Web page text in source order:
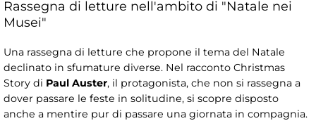
Rassegna di letture nell'ambito di "Natale nei
Musei"
Una rassegna di letture che propone il tema del Natale
declinato in sfumature diverse. Nel racconto Christmas
Story di Paul Auster, il protagonista, che non si rassegna a
dover passare le feste in solitudine, si scopre disposto
anche a mentire pur di passare una giornata in compagnia.